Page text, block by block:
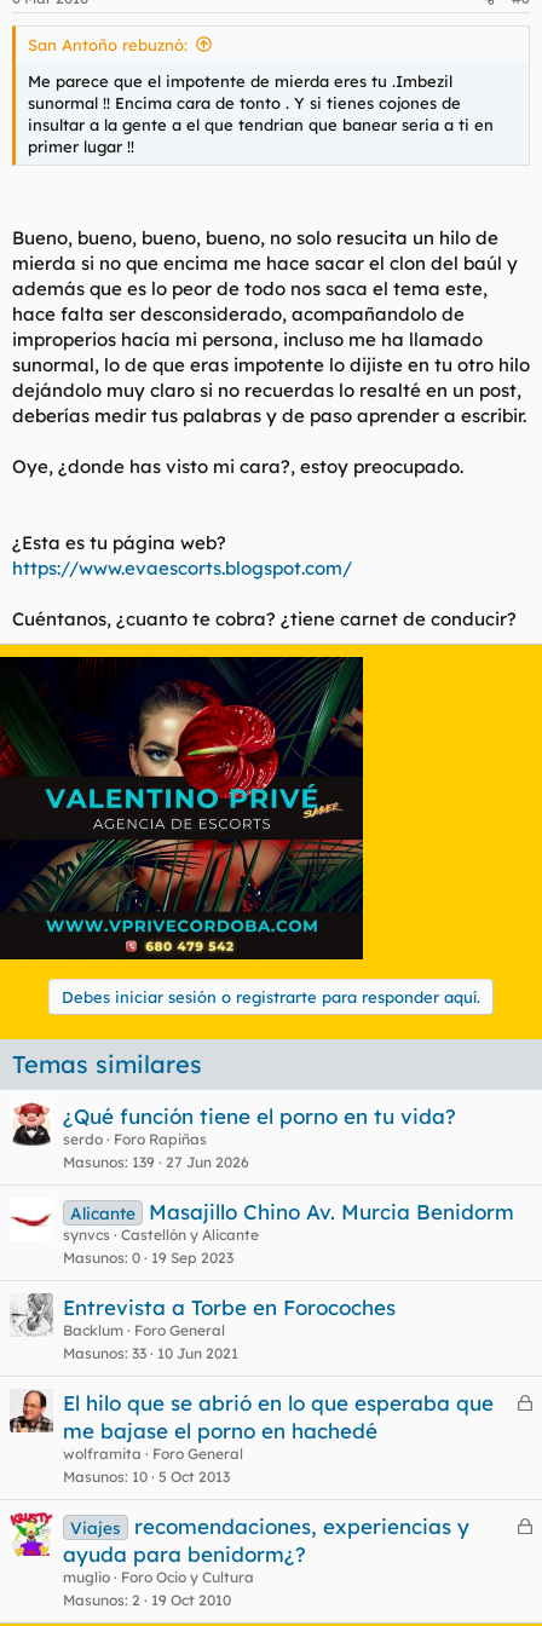
San Antoño rebuznó:
Me parece que el impotente de mierda eres tu .Imbezil
sunormal !! Encima cara de tonto . Y si tienes cojones de
insultar a la gente a el que tendrian que banear seria a ti en
primer lugar !!
Bueno, bueno, bueno, bueno, no solo resucita un hilo de
mierda si no que encima me hace sacar el clon del baúl y
además que es lo peor de todo nos saca el tema este,
hace falta ser desconsiderado, acompañandolo de
improperios hacía mi persona, incluso me ha llamado
sunormal, lo de que eras impotente lo dijiste en tu otro hilo
dejándolo muy claro si no recuerdas lo resalté en un post,
deberías medir tus palabras y de paso aprender a escribir.
Oye, ¿donde has visto mi cara?, estoy preocupado.
¿Esta es tu página web?
https://www.evaescorts.blogspot.com/
Cuéntanos, ¿cuanto te cobra? ¿tiene carnet de conducir?
Debes iniciar sesión o registrarte para responder aquí.
Temas similares
¿Qué función tiene el porno en tu vida?
serdo
Foro Rapiñas
Masunos 139 27 Jun 2026
Alicante Masajillo Chino Av. Murcia Benidorm
synvcs Castellón y Alicante
Masunos 0 19 Sep 2023
Entrevista a Torbe en Forocoches
Backlum
Foro General
Masunos 33 10 Jun 2021
C
a
d
El hilo que se abrió en lo que esperaba que
me bajase el porno en hachedé
wolframita
Foro General
Masunos 10 5 Oct 2013
C
Viajes
recomendaciones, experiencias y
ayuda para benidorm¿?
muglio
Foro Ocio y Cultura
Masunos 2 19 Oct 2010